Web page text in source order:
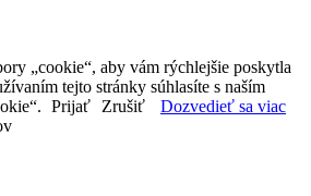
„cookie“, aby vám rýchlejšie poskytla
tejto stránky súhlasíte s naším
Prijať Zrušiť
Dozvedieť sa viac